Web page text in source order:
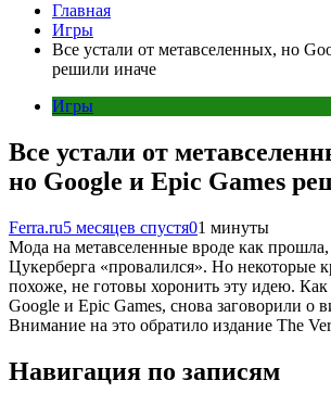
Главная
Игры
Все устали от метавселенных, но
решили иначе
Игры
Все устали от
но Google и Epic Games
Ferra.ru5 месяцев спустя01 минуты
Мода на метавселенные вроде как
Цукерберга «провалился». Но некоторые
похоже, не готовы хоронить эту идею.
Google и Epic Games, снова заговорили о
Внимание на это обратило издание The
Навигация по записям